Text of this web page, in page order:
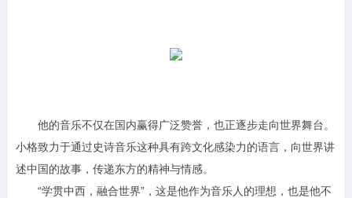
他的音乐不仅在国内赢得广泛赞誉，也正逐步走向世界舞台。
小格致力于通过史诗音乐这种具有跨文化感染力的语言，向世界讲
述中国的故事，传递东方的精神与情感。
“学贯中西，融合世界”，这是他作为音乐人的理想，也是他不